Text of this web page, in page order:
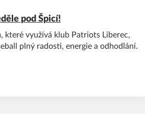
pod Špicí!
které využívá klub Patriots Liberec,
plný radosti, energie a odhodlání.